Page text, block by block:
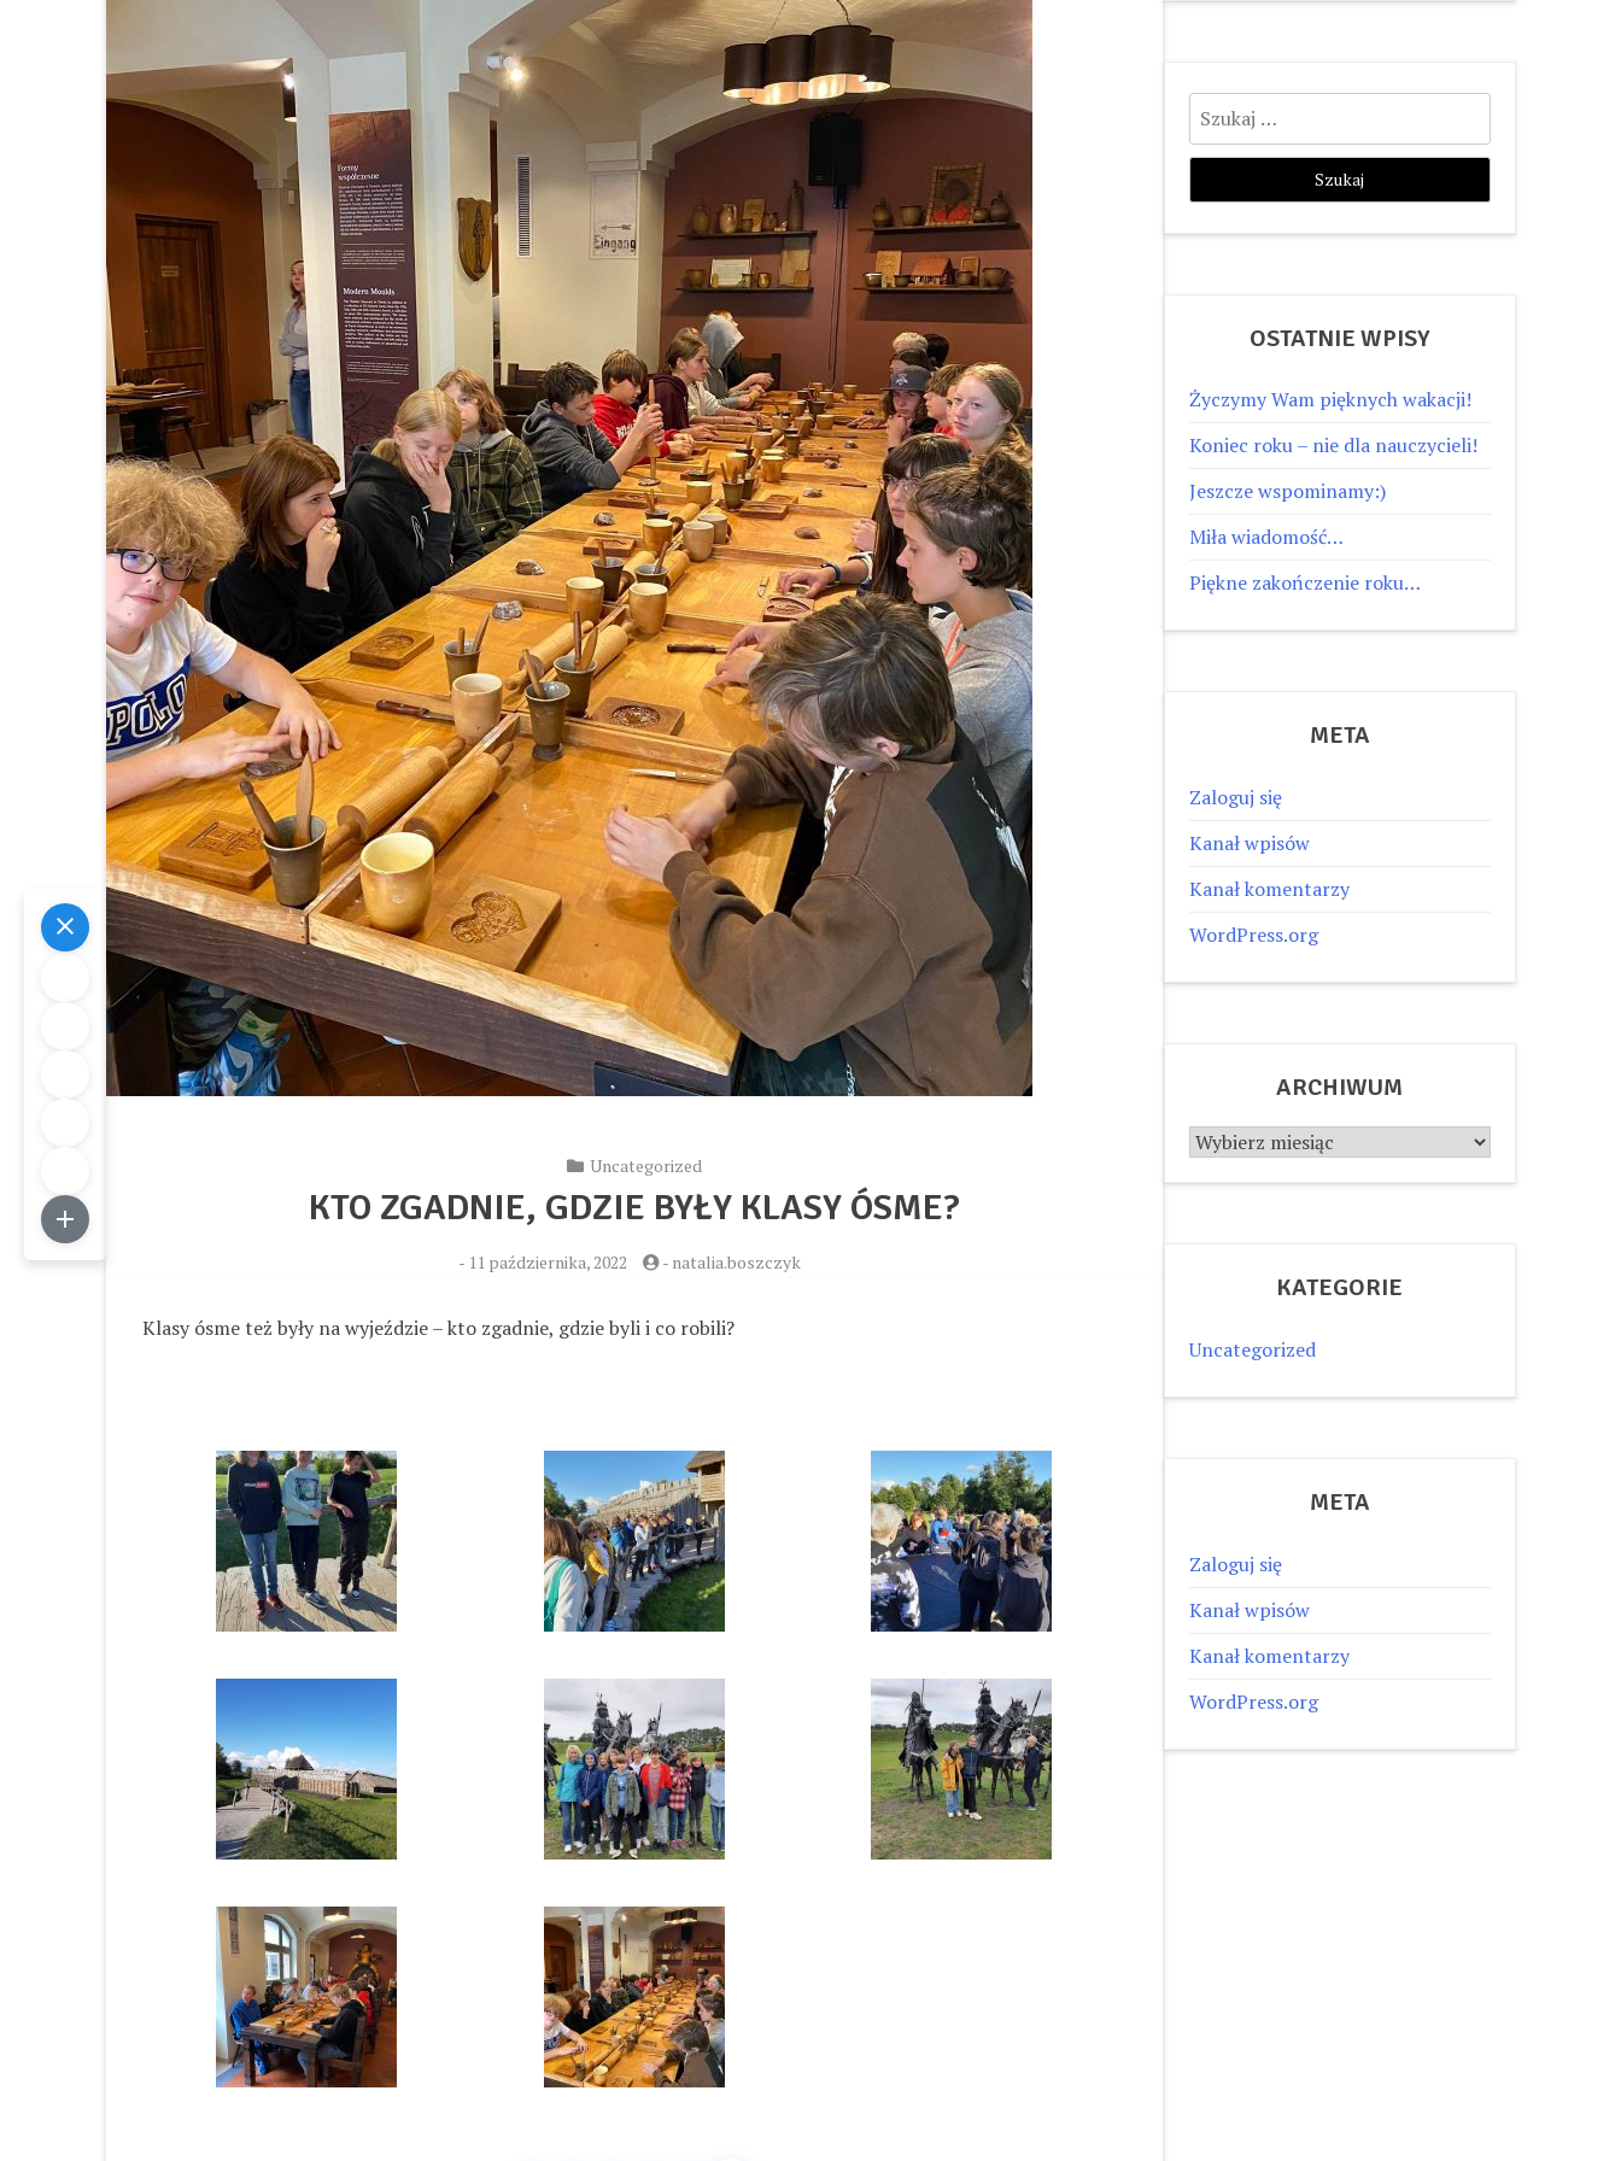
Uncategorized
KTO ZGADNIE, GDZIE BYŁY KLASY ÓSME?
- 11 października, 2022 - natalia.boszczyk
Klasy ósme też były na wyjeździe – kto zgadnie, gdzie byli i co robili?
Szukaj:
OSTATNIE WPISY
Życzymy Wam pięknych wakacji!
Koniec roku – nie dla nauczycieli!
Jeszcze wspominamy:)
Miła wiadomość…
Piękne zakończenie roku…
META
Zaloguj się
Kanał wpisów
Kanał komentarzy
WordPress.org
ARCHIWUM
Archiwum
KATEGORIE
Uncategorized
META
Zaloguj się
Kanał wpisów
Kanał komentarzy
WordPress.org